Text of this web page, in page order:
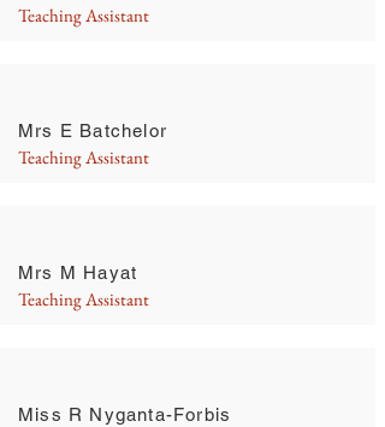
Teaching Assistant
Mrs E Batchelor
Teaching Assistant
Mrs M Hayat
Teaching Assistant
Miss R Nyganta-Forbis